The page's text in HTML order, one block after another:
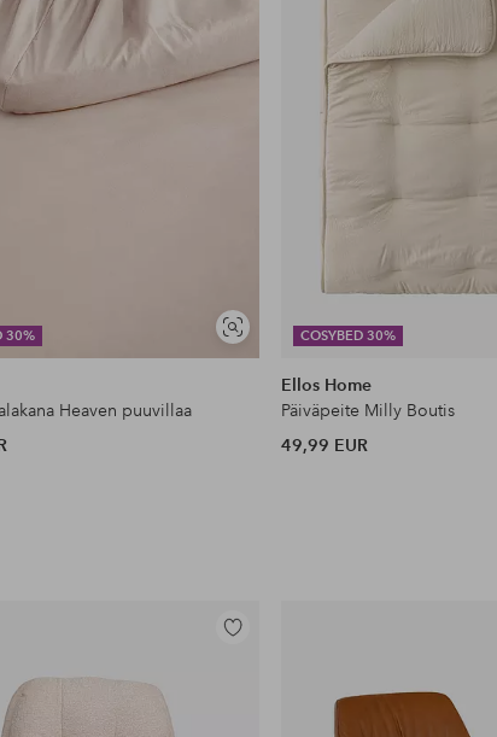
30%
Näytä
samankaltaisia
Heaven puuvillaa
COSYBED 30%
Ellos Home
Päiväpeite Milly Boutis
49,99 EUR
Lisää